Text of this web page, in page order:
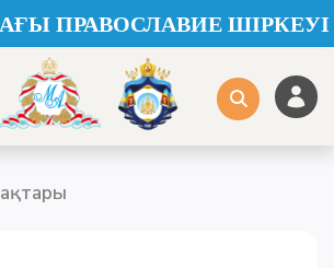
ПРАВОСЛАВИЕ ШІРКЕУІ